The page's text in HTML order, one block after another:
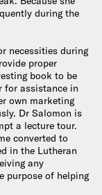
during the
necessities during
proper
book to be
for assistance in
own marketing
Dr Salomon is
a lecture tour.
converted to
in the Lutheran
any
purpose of helping